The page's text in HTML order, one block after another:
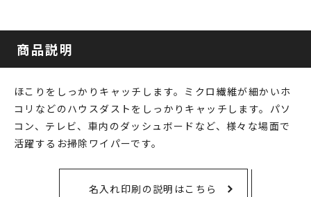
商品説明
ほこりをしっかりキャッチします。ミクロ繊維が細かいホ
コリなどのハウスダストをしっかりキャッチします。パソ
コン、テレビ、車内のダッシュボードなど、様々な場面で
活躍するお掃除ワイパーです。
名入れ印刷の説明はこちら